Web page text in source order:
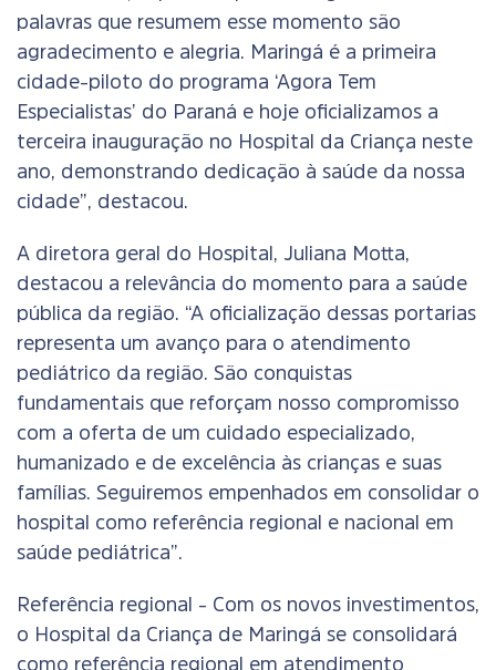
palavras que resumem esse momento são
agradecimento e alegria. Maringá é a primeira
cidade-piloto do programa ‘Agora Tem
Especialistas’ do Paraná e hoje oficializamos a
terceira inauguração no Hospital da Criança neste
ano, demonstrando dedicação à saúde da nossa
cidade”, destacou.
A diretora geral do Hospital, Juliana Motta,
destacou a relevância do momento para a saúde
pública da região. “A oficialização dessas portarias
representa um avanço para o atendimento
pediátrico da região. São conquistas
fundamentais que reforçam nosso compromisso
com a oferta de um cuidado especializado,
humanizado e de excelência às crianças e suas
famílias. Seguiremos empenhados em consolidar o
hospital como referência regional e nacional em
saúde pediátrica”.
Referência regional - Com os novos investimentos,
o Hospital da Criança de Maringá se consolidará
como referência regional em atendimento